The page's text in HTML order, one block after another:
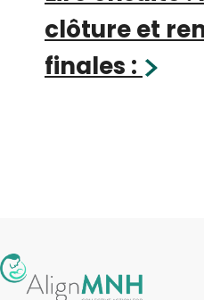
clôture et
finales :